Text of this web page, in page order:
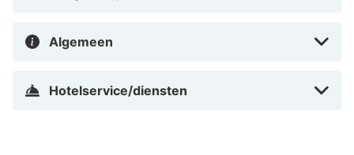
Algemeen
Hotelservice/diensten